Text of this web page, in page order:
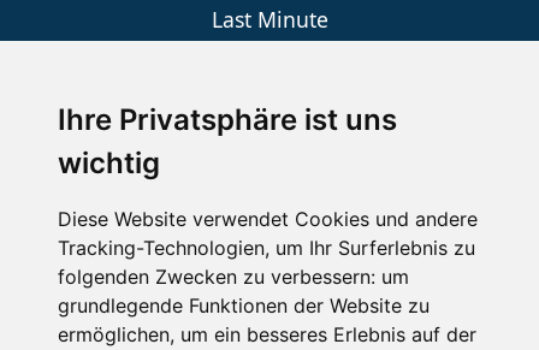
Ihre Privatsphäre ist uns
wichtig
Diese Website verwendet Cookies und andere
Tracking-Technologien, um Ihr Surferlebnis zu
folgenden Zwecken zu verbessern: um
grundlegende Funktionen der Website zu
ermöglichen, um ein besseres Erlebnis auf der
Last Minute
Wellness
SCHNEEHÖHEN SKI APP
Die Schneehoehen Ski APP für iOS und Android - Ein
Muss für alle Wintersportler und Schneefreaks!